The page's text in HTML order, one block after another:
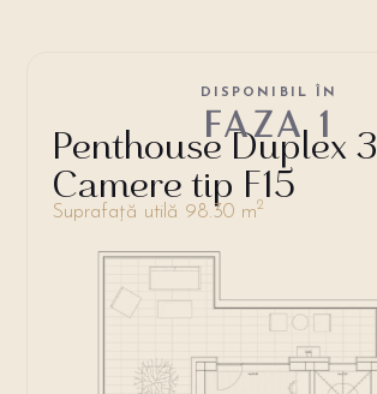
Penthouse Duplex 3
Camere tip F15
Suprafață utilă 98.30 m2
DISPONIBIL ÎN
FAZA 1